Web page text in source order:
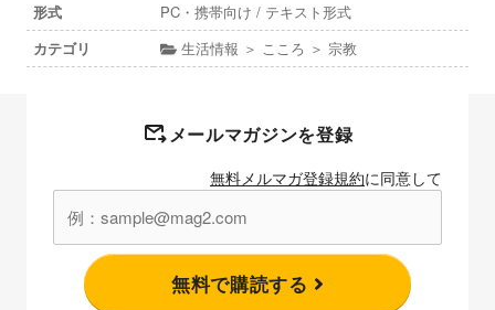
形式
PC・携帯向け / テキスト形式
カテゴリ
生活情報 ＞ こころ ＞ 宗教
メールマガジンを登録
無料メルマガ登録規約に同意して
無料で購読する